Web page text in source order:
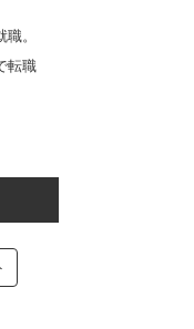
。
転職